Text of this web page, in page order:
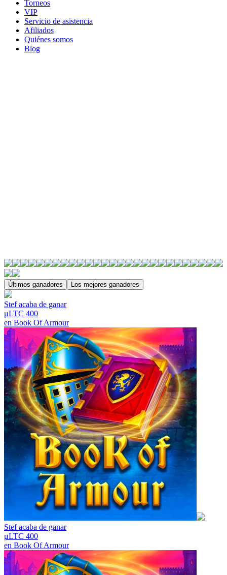
Torneos
VIP
Servicio de asistencia
Afiliados
Quiénes somos
Blog
Últimos ganadores Los mejores ganadores
Stefacaba de ganar
μLTC 400
en Book Of Armour
Stefacaba de ganar
μLTC 400
en Book Of Armour